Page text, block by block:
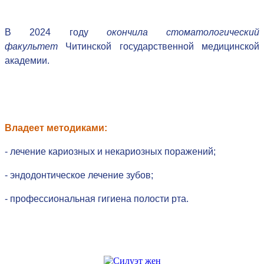
В 2024 году окончила стоматологический
факультет Читинской государственной медицинской
академии.
Владеет методиками:
- лечение кариозных и некариозных поражений;
- эндодонтическое лечение зубов;
- профессиональная гигиена полости рта.